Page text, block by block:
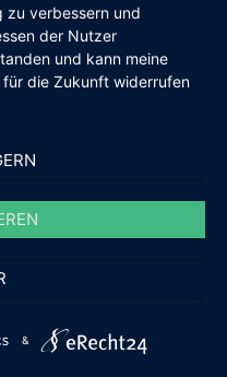
zu verbessern und
der Nutzer
und kann meine
die Zukunft widerrufen
&